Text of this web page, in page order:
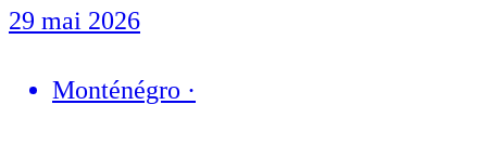
29 mai 2026
Monténégro ·